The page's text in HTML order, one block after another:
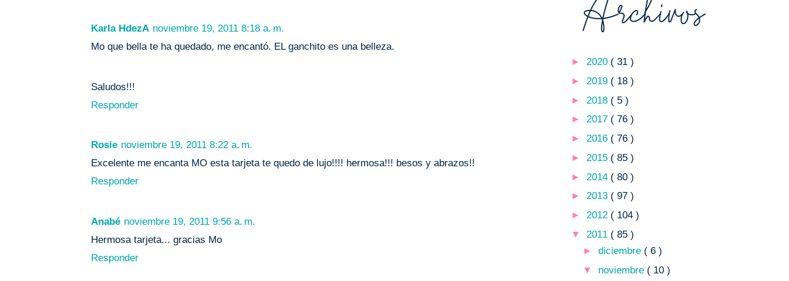
Karla HdezA noviembre 19, 2011 8:18 a. m.
Mo que bella te ha quedado, me encantó. EL ganchito es una belleza.
Saludos!!!
Responder
Rosie noviembre 19, 2011 8:22 a. m.
Excelente me encanta MO esta tarjeta te quedo de lujo!!!! hermosa!!! besos y abrazos!!
Responder
Anabé noviembre 19, 2011 9:56 a. m.
Hermosa tarjeta... gracias Mo
Responder
► 2020 ( 31 )
► 2019 ( 18 )
► 2018 ( 5 )
► 2017 ( 76 )
► 2016 ( 76 )
► 2015 ( 85 )
► 2014 ( 80 )
► 2013 ( 97 )
► 2012 ( 104 )
▼ 2011 ( 85 )
►diciembre ( 6 )
▼ noviembre ( 10 )